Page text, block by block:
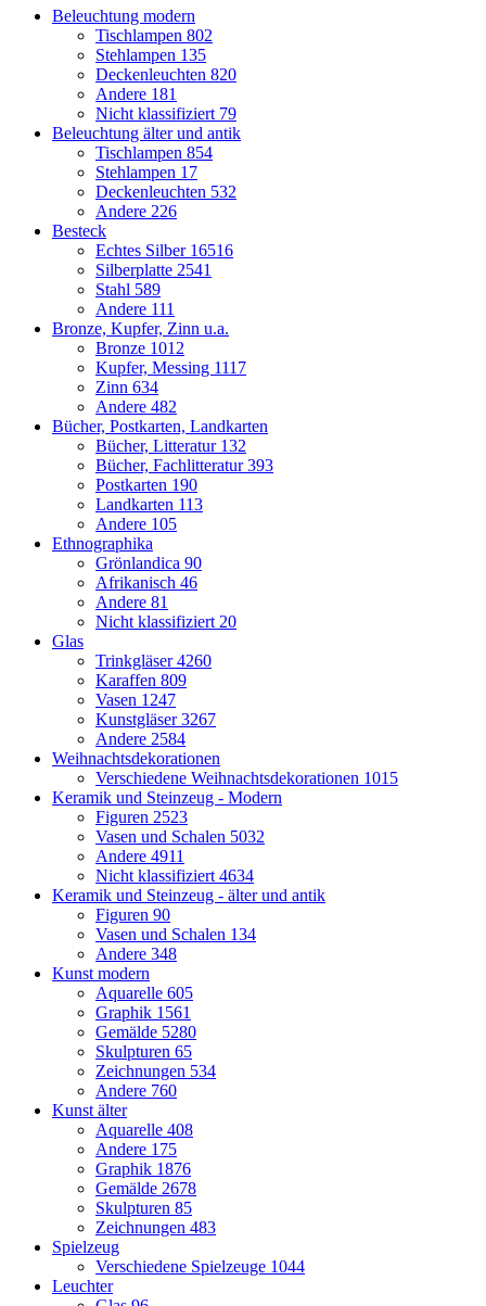
Beleuchtung modern
Tischlampen 802
Stehlampen 135
Deckenleuchten 820
Andere 181
Nicht klassifiziert 79
Beleuchtung älter und antik
Tischlampen 854
Stehlampen 17
Deckenleuchten 532
Andere 226
Besteck
Echtes Silber 16516
Silberplatte 2541
Stahl 589
Andere 111
Bronze, Kupfer, Zinn u.a.
Bronze 1012
Kupfer, Messing 1117
Zinn 634
Andere 482
Bücher, Postkarten, Landkarten
Bücher, Litteratur 132
Bücher, Fachlitteratur393
Postkarten 190
Landkarten 113
Andere 105
Ethnographika
Grönlandica 90
Afrikanisch 46
Andere 81
Nicht klassifiziert 20
Glas
Trinkgläser4260
Karaffen 809
Vasen 1247
Kunstgläser3267
Andere 2584
Weihnachtsdekorationen
Verschiedene Weihnachtsdekorationen 1015
Keramik und Steinzeug - Modern
Figuren 2523
Vasen und Schalen 5032
Andere 4911
Nicht klassifiziert 4634
Keramik und Steinzeug - älter und antik
Figuren 90
Vasen und Schalen 134
Andere 348
Kunst modern
Aquarelle 605
Graphik 1561
Gemälde 5280
Skulpturen 65
Zeichnungen 534
Andere 760
Kunst älter
Aquarelle 408
Andere 175
Graphik 1876
Gemälde 2678
Skulpturen 85
Zeichnungen 483
Spielzeug
Verschiedene Spielzeuge 1044
Leuchter